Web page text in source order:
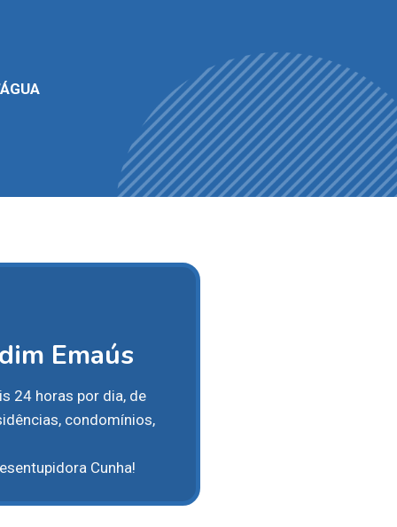
Emaús
24 horas por dia, de
condomínios,
Cunha!